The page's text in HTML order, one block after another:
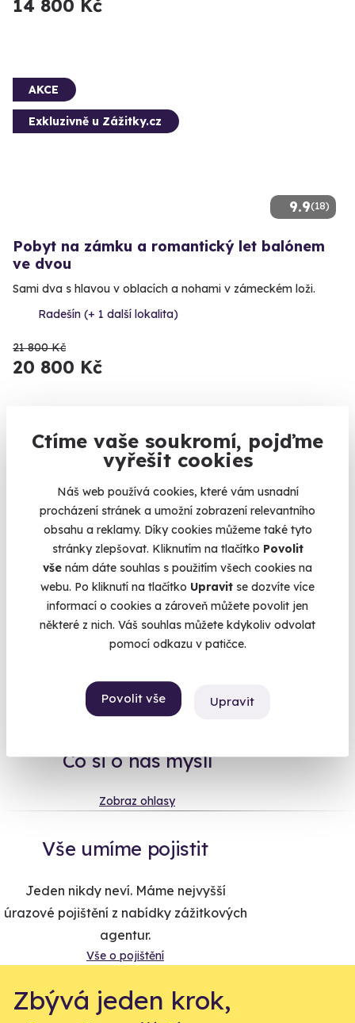
Ctíme vaše soukromí, pojďme
vyřešit cookies
Náš web používá cookies, které vám usnadní
procházení stránek a umožní zobrazení relevantního
obsahu a reklamy. Díky cookies můžeme také tyto
stránky zlepšovat. Kliknutím na tlačítko Povolit
vše nám dáte souhlas s použitím všech cookies na
webu. Po kliknutí na tlačítko Upravit se dozvíte více
informací o cookies a zároveň můžete povolit jen
některé z nich. Váš souhlas můžete kdykoliv odvolat
pomocí odkazu v patičce.
Povolit vše Upravit
14 800 Kč
9.9(18)
AKCE
Exkluzivně u Zážitky.cz
Pobyt na zámku a romantický let balónem
ve dvou
Sami dva s hlavou v oblacích a nohami v zámeckém loži.
Radešín (+ 1 další lokalita)
21 800 Kč
20 800 Kč
Zobrazit zážitky na mapě
Co mám sakra dát bráchovi? Od trapných dárků v podobě
plyšáků a nepadnoucích košil je tu rodina a jeho přítelkyně.
Vy se chcete blýsknout a dát mu něco extra. Kupte mu
zážitek. Je spíš dobrodruh? Dejte mu kurz přežití. Pracuje, až
se z něho kouří?Thajská masážmu napraví ztuhlý krk. Nebo
mu splňte dětský sen a nechejte hořídit tank. Nebojte se
nakoupit, I když si nejste na 100 % jistí. Obdarovaný si
zážitek může vyměnit za jiný, přesně podle svého gusta.
Naheureka.cz
96% spokojenost zákazníků.
Co si o nás myslí
Zobraz ohlasy
Vše umíme pojistit
Jeden nikdy neví. Máme nejvyšší
úrazové pojištění z nabídky zážitkových
agentur.
Vše o pojištění
Zbývá jeden krok,